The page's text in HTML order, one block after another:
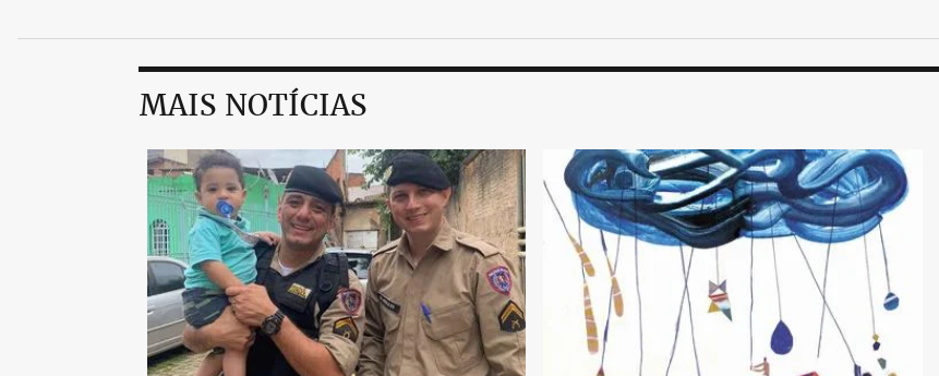
MAIS NOTÍCIAS